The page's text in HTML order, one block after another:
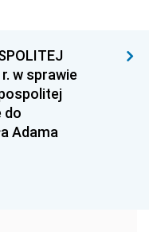
1994
1991
1985
w sprawie
do
Adama